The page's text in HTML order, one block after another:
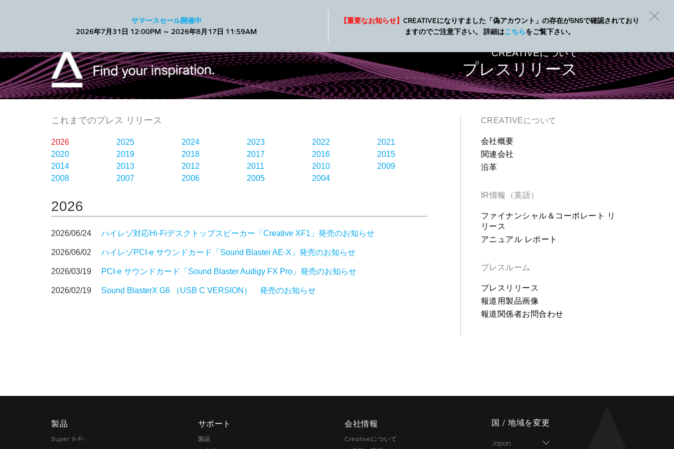
ショップ
サマースセール開催中
2026年7月31日 12:00PM ～ 2026年8月17日 11:59AM
【重要なお知らせ】CREATIVEになりすました「偽アカウント」の存在がSNSで確認されており
ますのでご注意下さい。 詳細はこちらをご覧下さい。
CREATIVEについて
プレスリリース
これまでのプレス リリース
2026 2025 2024 2023 2022
2021
2020
2019 2018 2017 2016
2015
2014
2013 2012 2011 2010
2009
2008
2007 2006 2005 2004
2026
2026/06/24 ハイレゾ対応Hi-Fiデスクトップスピーカー「Creative XF1」発売のお知らせ
2026/06/02 ハイレゾPCI-e サウンドカード「Sound Blaster AE-X」発売のお知らせ
2026/03/19 PCI-e サウンドカード「Sound Blaster Audigy FX Pro」発売のお知らせ
2026/02/19 Sound BlasterX G6 （USB C VERSION） 発売のお知らせ
CREATIVEについて
会社概要
関連会社
沿革
IR情報（英語）
ファイナンシャル＆コーポレート リ
リース
アニュアル レポート
プレスルーム
プレスリリース
報道用製品画像
報道関係者お問合わせ
製品
Super X-Fi
サポート
製品
会社情報
Creativeについて
国 / 地域を変更